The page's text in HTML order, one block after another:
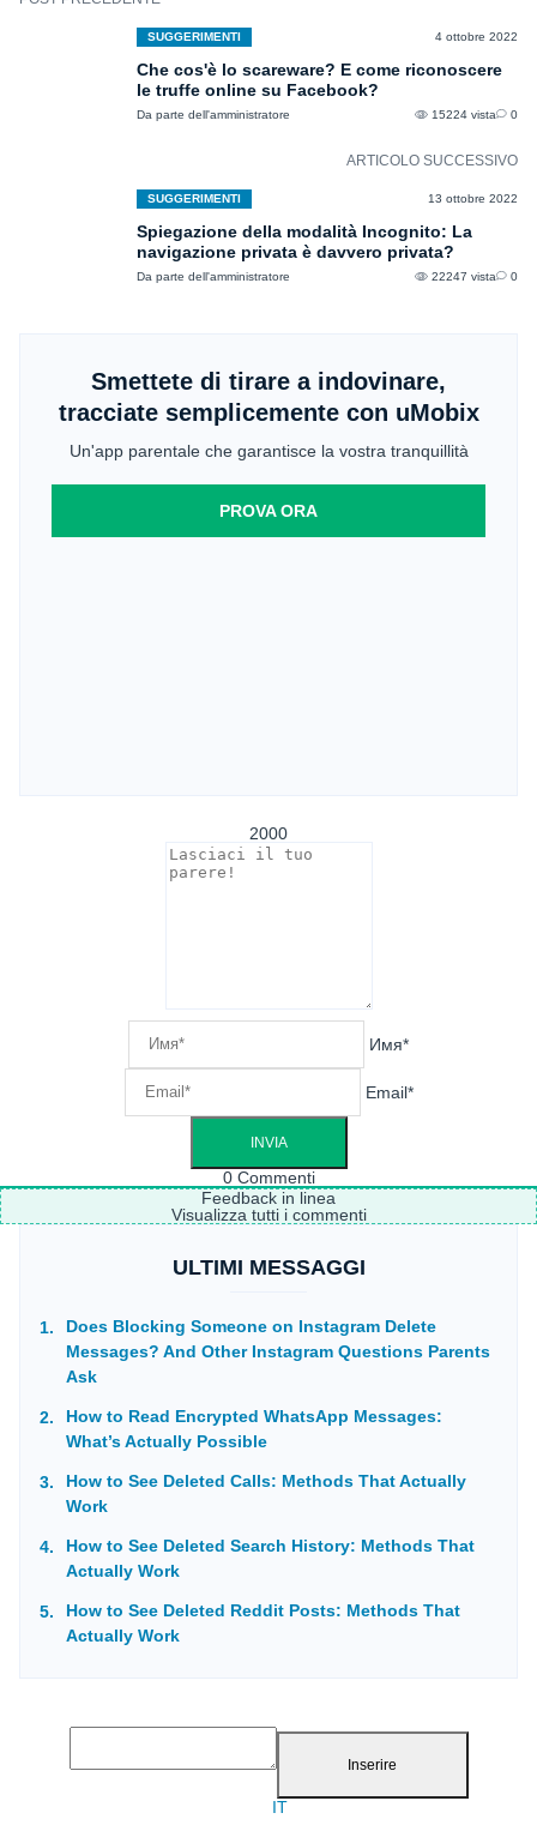
SUGGERIMENTI 4 ottobre 2022
Che cos'è lo scareware? E come riconoscere
le truffe online su Facebook?
Da parte dell'amministratore 15224 vista 0
ARTICOLO SUCCESSIVO
SUGGERIMENTI 13 ottobre 2022
Spiegazione della modalità Incognito: La
navigazione privata è davvero privata?
Da parte dell'amministratore 22247 vista 0
Smettete di tirare a indovinare,
tracciate semplicemente con uMobix
Un'app parentale che garantisce la vostra tranquillità
PROVA ORA
2000
Имя*
Email*
0Commenti
Feedback in linea
Visualizza tutti i commenti
ULTIMI MESSAGGI
Does Blocking Someone on Instagram Delete
Messages? And Other Instagram Questions Parents
Ask
How to Read Encrypted WhatsApp Messages:
What’s Actually Possible
How to See Deleted Calls: Methods That Actually
Work
How to See Deleted Search History: Methods That
Actually Work
How to See Deleted Reddit Posts: Methods That
Actually Work
Inserire
IT